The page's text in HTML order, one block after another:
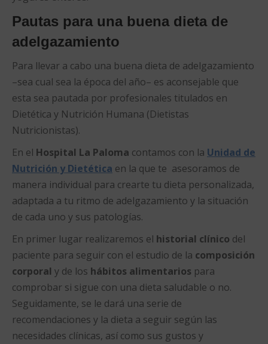
Pautas para una buena dieta de
adelgazamiento
Para llevar a cabo una buena dieta de adelgazamiento
–sea cual sea la época del año– es aconsejable que
esta sea pautada por profesionales titulados en
Dietética y Nutrición Humana (Dietistas
Nutricionistas).
En el Hospital La Paloma contamos con la Unidad de
Nutrición y Dietética en la que te asesoramos de
manera individual para crearte tu dieta personalizada,
adaptada a tu ritmo de adelgazamiento y la situación
de cada uno y sus patologías.
En primer lugar realizaremos el historial clínico del
paciente para seguir con el estudio de la composición
corporal y de los hábitos alimentarios para
comprobar si sigue con una dieta saludable o no.
Seguidamente, se le dará una serie de
recomendaciones y la dieta a seguir según las
necesidades clínicas, así como sus gustos y